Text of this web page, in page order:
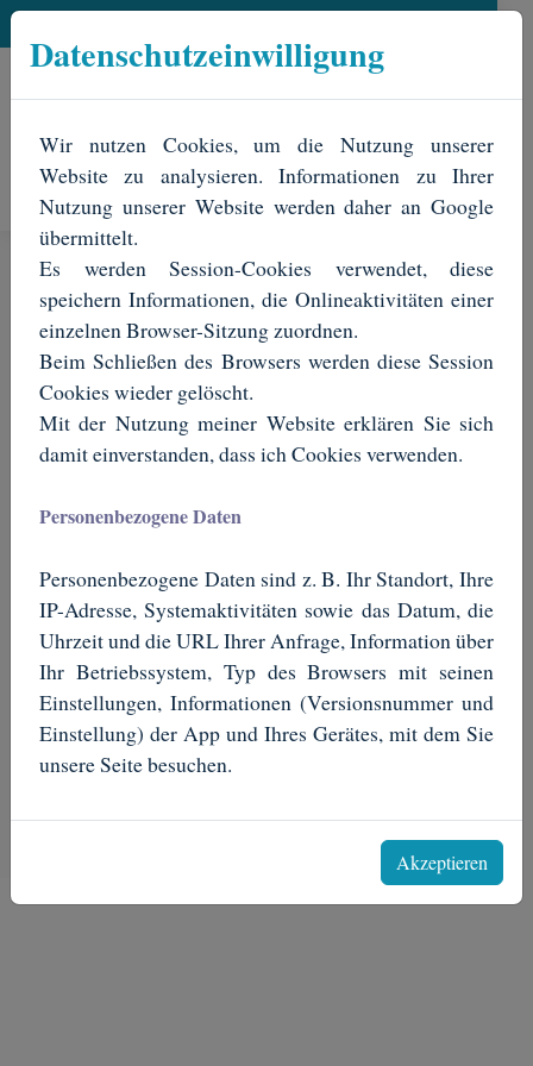
Ferienhaus auf Madeira
www.euvimdosol.com
info(AT)euvimdosol.com
0163/2711872
Betreiber und Kontakt
Henri Mai privat
04416 Markkleeberg
UNSERE INFOS
IMPRESSUM
DATENSCHUTZERKLÄRUNG
Datenschutzeinwilligung
Wir nutzen Cookies, um die Nutzung unserer
Website zu analysieren. Informationen zu Ihrer
Nutzung unserer Website werden daher an Google
übermittelt.
Es werden Session-Cookies verwendet, diese
speichern Informationen, die Onlineaktivitäten einer
einzelnen Browser-Sitzung zuordnen.
Beim Schließen des Browsers werden diese Session
Cookies wieder gelöscht.
Mit der Nutzung meiner Website erklären Sie sich
damit einverstanden, dass ich Cookies verwenden.
Personenbezogene Daten
Personenbezogene Daten sind z. B. Ihr Standort, Ihre
IP-Adresse, Systemaktivitäten sowie das Datum, die
Uhrzeit und die URL Ihrer Anfrage, Information über
Ihr Betriebssystem, Typ des Browsers mit seinen
Einstellungen, Informationen (Versionsnummer und
Einstellung) der App und Ihres Gerätes, mit dem Sie
unsere Seite besuchen.
Akzeptieren